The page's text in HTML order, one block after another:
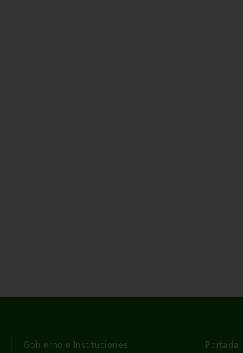
Gobierno e Instituciones Portada